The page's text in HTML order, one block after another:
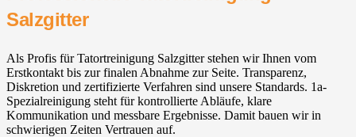
Salzgitter
Als Profis für Tatortreinigung Salzgitter stehen wir Ihnen vom
Erstkontakt bis zur finalen Abnahme zur Seite. Transparenz,
Diskretion und zertifizierte Verfahren sind unsere Standards. 1a-
Spezialreinigung steht für kontrollierte Abläufe, klare
Kommunikation und messbare Ergebnisse. Damit bauen wir in
schwierigen Zeiten Vertrauen auf.